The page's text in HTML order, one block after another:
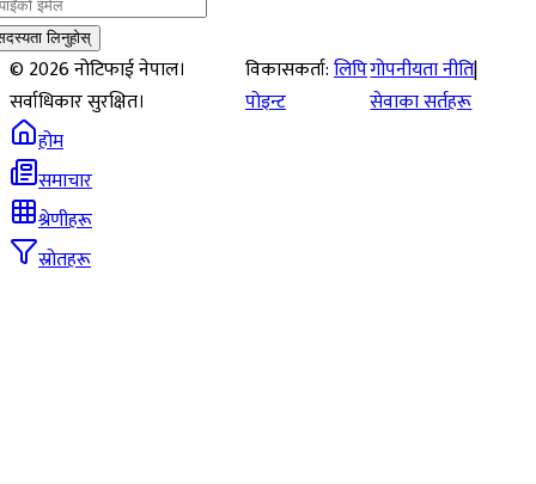
लिनुहोस्
©2026नोटिफाई नेपाल।
सर्वाधिकार सुरक्षित।
विकासकर्ता:लिपि
पोइन्ट
गोपनीयता नीति|
सेवाका सर्तहरू
होम
समाचार
श्रेणीहरू
स्रोतहरू